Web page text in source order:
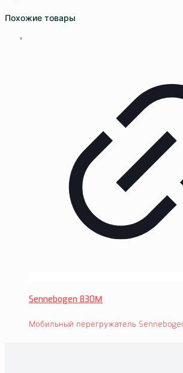
Похожие товары
Sennebogen 830М
Мобильный перегружатель